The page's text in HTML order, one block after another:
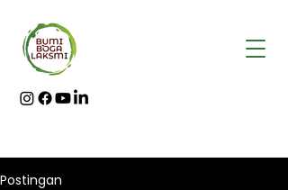
Postingan